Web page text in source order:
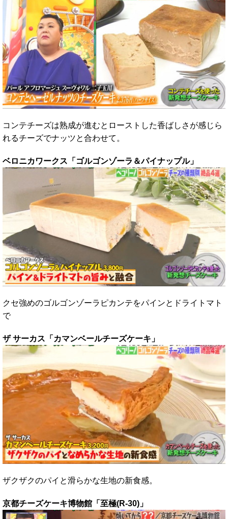
コンテチーズは熟成が進むとローストした香ばしさが感じら
れるチーズでナッツと合わせて。
ベロニカワークス「ゴルゴンゾーラ＆パイナップル」
クセ強めのゴルゴンゾーラピカンテをパインとドライトマト
で
ザ サーカス「カマンベールチーズケーキ」
ザクザクのパイと滑らかな生地の新食感。
京都チーズケーキ博物館「至極(R-30)」